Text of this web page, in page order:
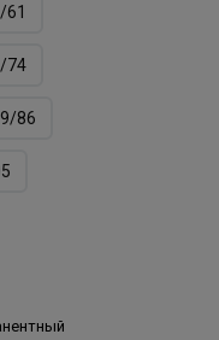
61
74
9/86